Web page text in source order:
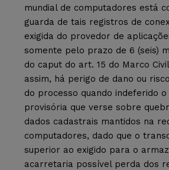
mundial de computadores está
guarda de tais registros de
exigida do provedor de
somente pelo prazo de 6 (seis)
do caput do art. 15 do Marco
assim, há perigo de dano ou
do processo quando indeferido
provisória que verse sobre
dados cadastrais mantidos na
computadores, dado que o
superior ao exigido para o
acarretaria possível perda dos